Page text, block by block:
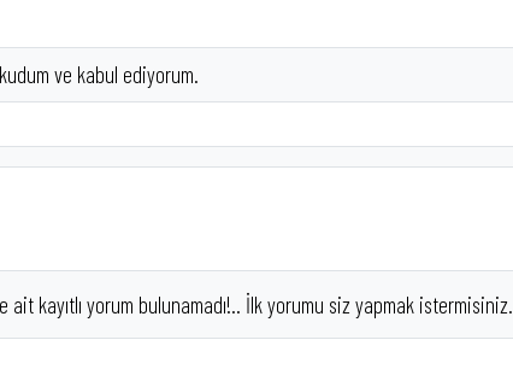
ve kabul ediyorum.
ait kayıtlı yorum bulunamadı!.. İlk yorumu siz yapmak istermisiniz.